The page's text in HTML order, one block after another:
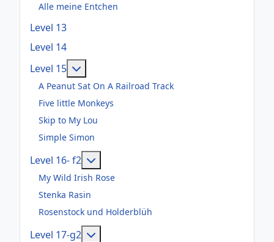
Alle meine Entchen
Level 13
Level 14
Level 15
A Peanut Sat On A Railroad Track
Five little Monkeys
Skip to My Lou
Simple Simon
Level 16- f2
My Wild Irish Rose
Stenka Rasin
Rosenstock und Holderblüh
Level 17-g2